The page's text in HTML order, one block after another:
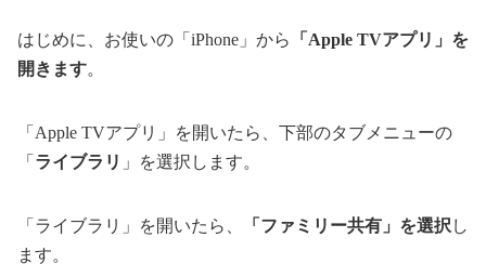
はじめに、お使いの「iPhone」から
「Apple TVアプリ」を
開きます。
「Apple TVアプリ」を開いたら、下部のタブメニューの
「 ライブラリ 」を選択します。
「ライブラリ」を開いたら、 「ファミリー共有」を選択 し
ます。